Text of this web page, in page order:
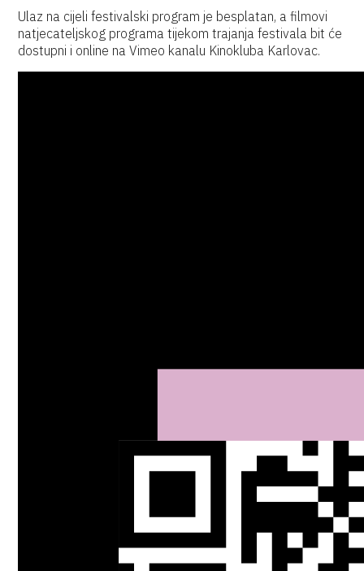
Ulaz na cijeli festivalski program je besplatan, a filmovi
natjecateljskog programa tijekom trajanja festivala bit će
dostupni i online na Vimeo kanalu Kinokluba Karlovac.